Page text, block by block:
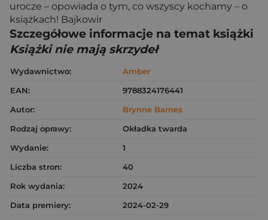
urocze – opowiada o tym, co wszyscy kochamy – o
książkach! Bajkowir
Szczegółowe informacje na temat książki
Książki nie mają skrzydeł
Wydawnictwo:
Amber
EAN:
9788324176441
Autor:
Brynne Barnes
Rodzaj oprawy:
Okładka twarda
Wydanie:
1
Liczba stron:
40
Rok wydania:
2024
Data premiery:
2024-02-29